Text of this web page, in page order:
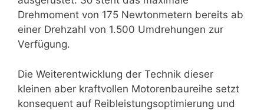
Drehmoment von 175 Newtonmetern bereits ab
einer Drehzahl von 1.500 Umdrehungen zur
Verfügung.
Die Weiterentwicklung der Technik dieser
kleinen aber kraftvollen Motorenbaureihe setzt
konsequent auf Reibleistungsoptimierung und